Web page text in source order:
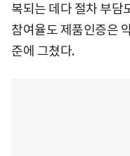
복되는 데다 절차 부담
참여율도 제품인증은
준에 그쳤다.